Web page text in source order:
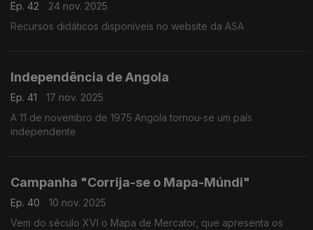
Ep. 42
24 nov. 2025
Recursos didáticos disponíveis no website da ASA
Independência de Angola
Ep. 41
17 nov. 2025
A 11 de novembro de 1975 Angola tornou-se um país
independente
Campanha "Corrija-se o Mapa-Múndi"
Ep. 40
10 nov. 2025
Vem do século XVI o Mapa de Mercator, que apresenta os